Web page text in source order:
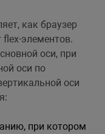
как браузер
flex-элементов.
оси, при
оси по
оси
при котором